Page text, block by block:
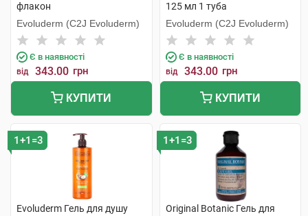
флакон
Evoluderm (C2J Evoluderm)
Є в наявності
від 343.00 грн
КУПИТИ
125 мл 1 туба
Evoluderm (C2J Evoluderm)
Є в наявності
від 343.00 грн
КУПИТИ
1+1=3
Evoluderm Гель для душу
1+1=3
Original Botanic Гель для